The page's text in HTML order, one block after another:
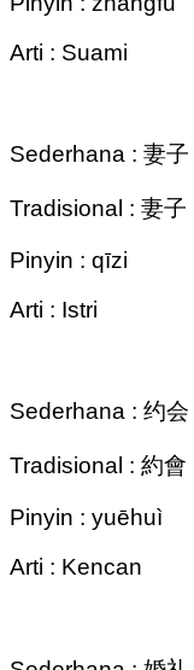
Arti : Suami
Sederhana : 妻子
Tradisional : 妻子
Pinyin : qīzi
Arti : Istri
Sederhana : 约会
Tradisional : 約會
Pinyin : yuēhuì
Arti : Kencan